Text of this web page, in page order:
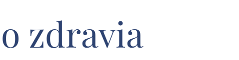
zdravia